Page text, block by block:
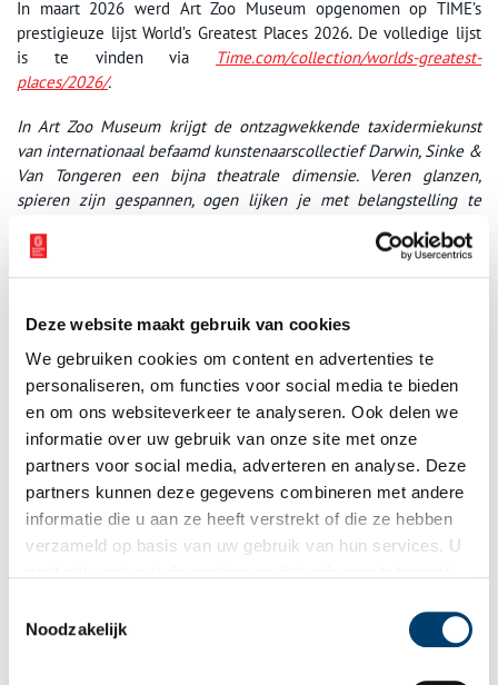
Deze website maakt gebruik van cookies
We gebruiken cookies om content en advertenties te
personaliseren, om functies voor social media te bieden
en om ons websiteverkeer te analyseren. Ook delen we
informatie over uw gebruik van onze site met onze
partners voor social media, adverteren en analyse. Deze
partners kunnen deze gegevens combineren met andere
informatie die u aan ze heeft verstrekt of die ze hebben
verzameld op basis van uw gebruik van hun services. U
Noodzakelijk
In maart 2026 werd Art Zoo Museum opgenomen op TIME’s
prestigieuze lijst World’s Greatest Places 2026. De volledige lijst
is te vinden via
Time.com/collection/worlds-greatest-
places/2026/.
In Art Zoo Museum krijgt de ontzagwekkende taxidermiekunst
van internationaal befaamd kunstenaarscollectief Darwin, Sinke &
Van Tongeren een bijna theatrale dimensie. Veren glanzen,
spieren zijn gespannen, ogen lijken je met belangstelling te
wereld waarin dieren heer en meester zijn. Je ziet tijdloze
stillevens met de grandeur van de zeventiende-eeuwse
slangen tot imposante krokodillen en een T.Rex: het is net alsof
De serene monumentale binnentuin van het pand biedt bij mooi
weer een plek voor reflectie (en buitenspelen!)
Het museum is geschikt voor bezoekers van alle leeftijden; meer
in het bijzonder is het een plek voor iedereen die zich graag laat
betoveren door schoonheid.
NB: geen van de dieren in Art Zoo Museum is uit het wild
afkomstig. Geen van de dieren werd gedood of gefokt voor de
dierentuinen.